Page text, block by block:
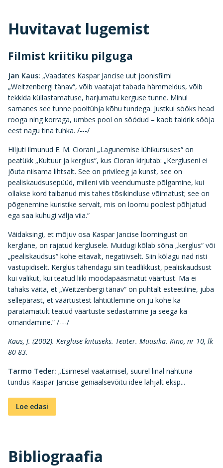
Huvitavat lugemist
Filmist kriitiku pilguga
Jan Kaus: „Vaadates Kaspar Jancise uut joonisfilmi
„Weitzenbergi tänav“, võib vaatajat tabada hämmeldus, võib
tekkida küllastamatuse, harjumatu kerguse tunne. Minul
sarnanes see tunne pooltühja kõhu tundega. Justkui sööks head
rooga ning korraga, umbes pool on söödud – kaob taldrik sööja
eest nagu tina tuhka. /---/
Hiljuti ilmunud E. M. Ciorani „Lagunemise lühikursuses“ on
peatükk „Kultuur ja kerglus“, kus Cioran kirjutab: „Kergluseni ei
jõuta niisama lihtsalt. See on privileeg ja kunst, see on
pealiskaudsusepüüd, milleni viib veendumuste põlgamine, kui
ollakse kord taibanud mis tahes tõsikindluse võimatust; see on
põgenemine kuristike servalt, mis on loomu poolest põhjatud
ega saa kuhugi välja viia.“
Väidaksingi, et mõjuv osa Kaspar Jancise loomingust on
kerglane, on rajatud kerglusele. Muidugi kõlab sõna „kerglus“ või
„pealiskaudsus“ kohe eitavalt, negatiivselt. Siin kõlagu nad risti
vastupidiselt. Kerglus tähendagu siin teadlikkust, pealiskaudsust
kui valikut, kui teatud liiki möödapääsmatut väärtust. Ma ei
tahaks väita, et „Weitzenbergi tänav“ on puhtalt esteetiline, juba
sellepärast, et väärtustest lahtiütlemine on ju kohe ka
paratamatult teatud väärtuste sedastamine ja seega ka
omandamine.“ /---/
Kaus, J. (2002). Kergluse kiituseks. Teater. Muusika. Kino, nr 10, lk
80-83.
Tarmo Teder: „Esimesel vaatamisel, suurel linal nähtuna
tundus Kaspar Jancise geniaalsevõitu idee lahjalt eksp...
Loe edasi
Bibliograafia